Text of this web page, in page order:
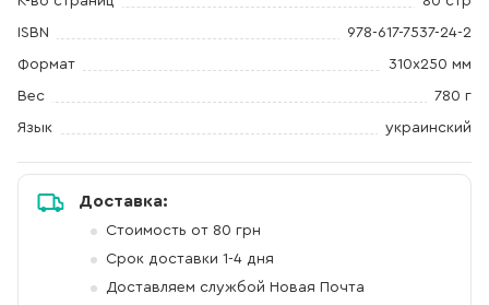
ISBN 978-617-7537-24-2
Формат 310x250 мм
Вес 780 г
Язык украинский
Доставка:
Стоимость от 80 грн
Срок доставки 1-4 дня
Доставляем службой Новая Почта